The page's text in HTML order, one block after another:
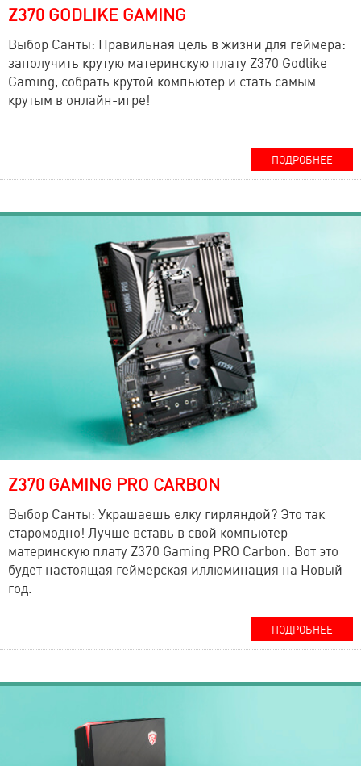
Z370 GODLIKE GAMING
Выбор Санты: Правильная цель в жизни для геймера:
заполучить крутую материнскую плату Z370 Godlike
Gaming, собрать крутой компьютер и стать самым
крутым в онлайн-игре!
ПОДРОБНЕЕ
Z370 GAMING PRO CARBON
Выбор Санты: Украшаешь елку гирляндой? Это так
старомодно! Лучше вставь в свой компьютер
материнскую плату Z370 Gaming PRO Carbon. Вот это
будет настоящая геймерская иллюминация на Новый
год.
ПОДРОБНЕЕ